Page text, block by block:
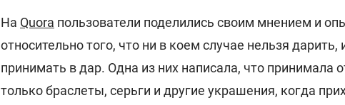
На Quora пользователи поделились своим мнением и
относительно того, что ни в коем случае нельзя дарить,
принимать в дар. Одна из них написала, что принимала
только браслеты, серьги и другие украшения, когда